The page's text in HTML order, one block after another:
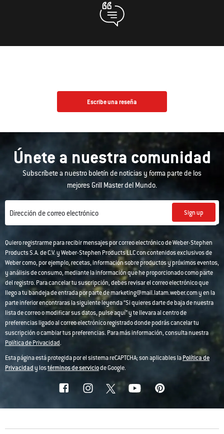
Escribe una reseña
Únete a nuestra comunidad
Subscríbete a nuestro boletín de noticias y forma parte de los
mejores Grill Master del Mundo.
Dirección de correo electrónico Sign up
Quiero registrarme para recibir mensajes por correo electrónico de Weber-Stephen
Products S.A. de C.V. y Weber-Stephen Products LLC con contenidos exclusivos de
Weber como, por ejemplo, recetas, información sobre productos y próximos eventos,
y análisis de consumo, mediante la información que he proporcionado como parte
del registro. Para cancelar tu suscripción, debes revisar el correo electrónico que
llego a tu bandeja de entrada por parte de marketing@mail.latam.weber.com y en la
parte inferior encontraras la siguiente leyenda “Si quieres darte de baja de nuestra
lista de correo o modificar sus datos, pulse aquí” y te llevara al centro de
preferencias ligado al correo electrónico registrado donde podrás cancelar tu
suscripción o cambiar tus preferencias. Para más información, consulta nuestra
Política de Privacidad.
Esta página está protegida por el sistema reCAPTCHA; son aplicables laPolítica de
Privacidady lostérminos de serviciode Google.